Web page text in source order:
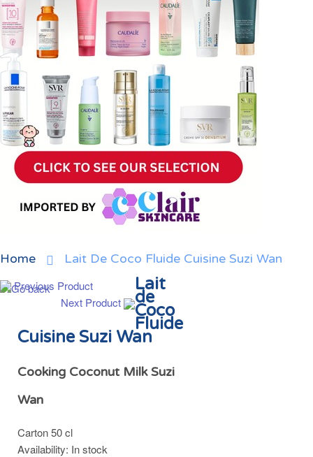
Home Lait De Coco Fluide Cuisine Suzi Wan
Previous Product
Next Product
Lait
de
Coco
Fluide
Cuisine Suzi Wan
Cooking Coconut Milk Suzi
Wan
Carton 50 cl
Availability: In stock